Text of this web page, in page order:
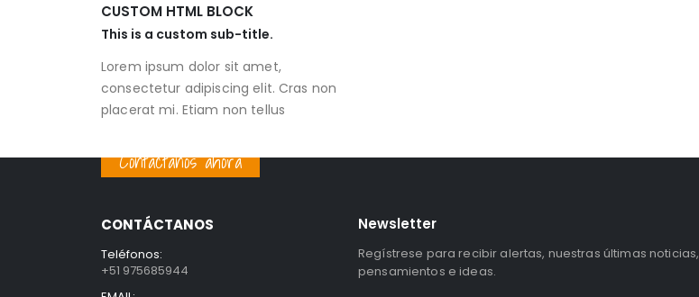
CUSTOM HTML BLOCK
This is a custom sub-title.
Lorem ipsum dolor sit amet,
consectetur adipiscing elit. Cras non
placerat mi. Etiam non tellus
Contáctanos ahora
CONTÁCTANOS
Teléfonos:
+51 975685944
Newsletter
Regístrese para recibir alertas, nuestras últimas noticias,
pensamientos e ideas.